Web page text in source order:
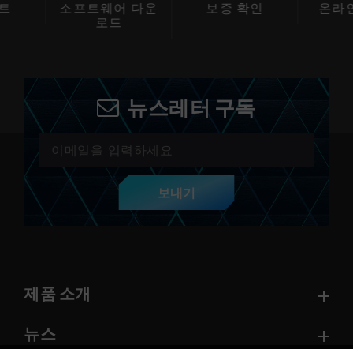
다운
보증 확인 온라인 서비스 호
뉴스레터 구독
보내기
제품 소개
뉴스